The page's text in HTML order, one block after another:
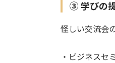
③ 学びの
怪しい交流会
・ビジネスセ